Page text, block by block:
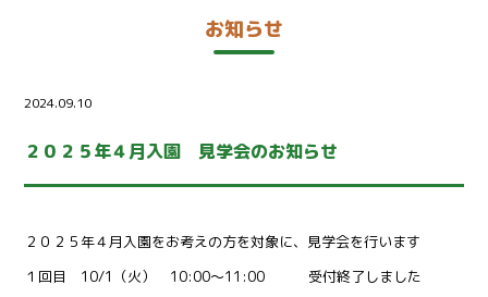
お知らせ
2024.09.10
２０２５年４月入園 見学会のお知らせ
２０２５年４月入園をお考えの方を対象に、見学会を行います
１回目 10/1（火） 10:00～11:00 受付終了しました